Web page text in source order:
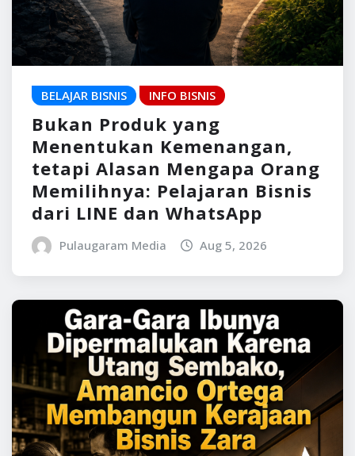
BELAJAR BISNIS INFO BISNIS
Bukan Produk yang
Menentukan Kemenangan,
tetapi Alasan Mengapa Orang
Memilihnya: Pelajaran Bisnis
dari LINE dan WhatsApp
Pulaugaram Media Aug 5, 2026